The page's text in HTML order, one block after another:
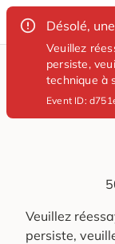
Désolé,
Veuillez
persiste,
technique à
Event ID:
Veuillez
persiste,